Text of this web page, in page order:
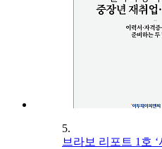
5.
브라보 리포트 1호